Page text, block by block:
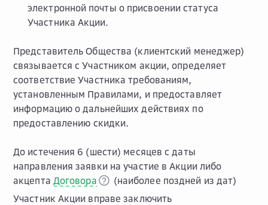
электронной почты о присвоении статуса
Участника Акции.
Представитель Общества (клиентский менеджер)
связывается с Участником акции, определяет
соответствие Участника требованиям,
установленным Правилами, и предоставляет
информацию о дальнейших действиях по
предоставлению скидки.
До истечения 6 (шести) месяцев с даты
направления заявки на участие в Акции либо
акцепта Договора
(наиболее поздней из дат)
Участник Акции вправе заключить